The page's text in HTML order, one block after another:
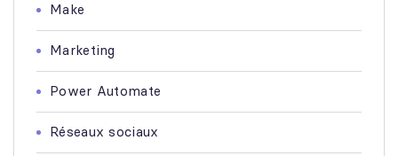
Make
Marketing
Power Automate
Réseaux sociaux